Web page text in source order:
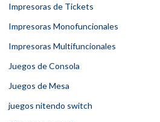
Impresoras de Tickets
Impresoras Monofuncionales
Impresoras Multifuncionales
Juegos de Consola
Juegos de Mesa
juegos nitendo switch